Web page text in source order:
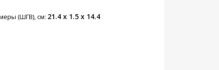
(ШГВ), см: 21.4 x 1.5 x 14.4